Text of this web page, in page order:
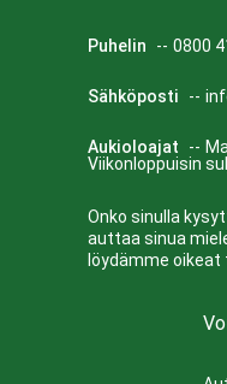
Puhelin -- 0800
Sähköposti --
Aukioloajat --
Viikonloppuisin
Onko sinulla
auttaa sinua
löydämme